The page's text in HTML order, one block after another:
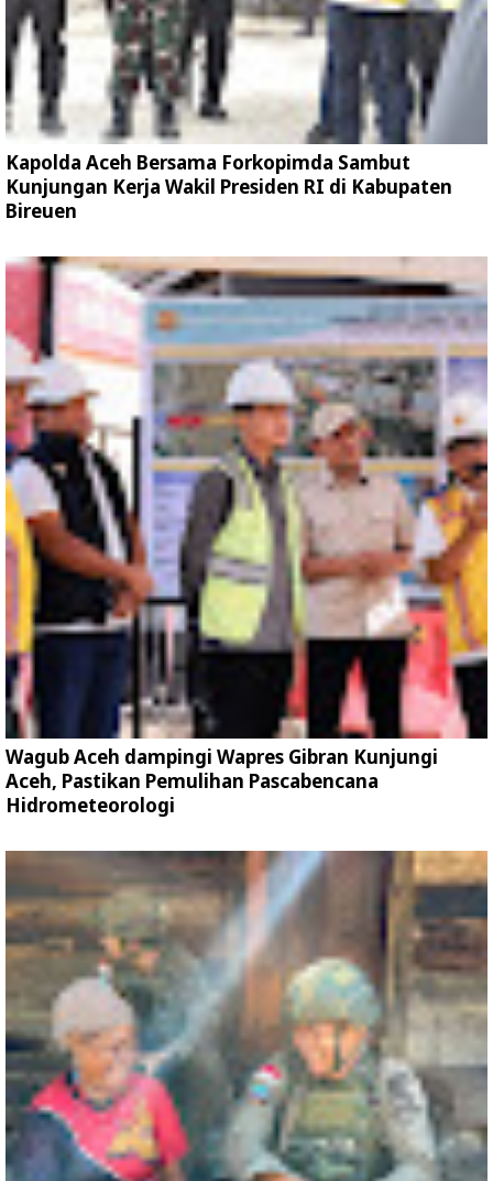
Kapolda Aceh Bersama Forkopimda Sambut
Kunjungan Kerja Wakil Presiden RI di Kabupaten
Bireuen
Wagub Aceh dampingi Wapres Gibran Kunjungi
Aceh, Pastikan Pemulihan Pascabencana
Hidrometeorologi